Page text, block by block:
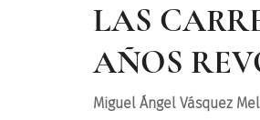
LAS
AÑOS
Miguel Ángel Vásquez